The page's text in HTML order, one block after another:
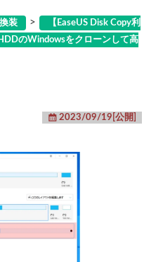
装 >
【EaseUS Disk Copy利
のWindowsをクローンして高
2023/09/19[公開]